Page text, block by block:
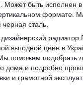
Может быть исполнен в
формате.
черная сталь.
радиатор
выгодной цене в
поможем подобрать
дома и подробно
и грамотной